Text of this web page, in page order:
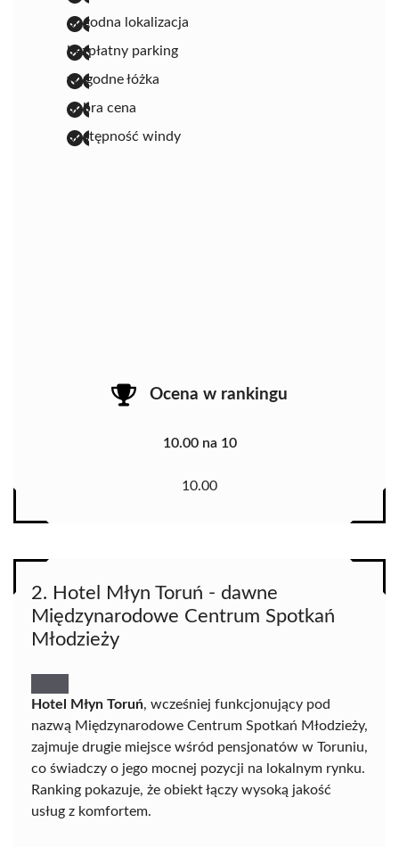
dogodna lokalizacja
bezpłatny parking
wygodne łóżka
dobra cena
dostępność windy
Ocena w rankingu
10.00 na 10
10.00
2. Hotel Młyn Toruń - dawne
Międzynarodowe Centrum Spotkań
Młodzieży
Hotel Młyn Toruń, wcześniej funkcjonujący pod
nazwą Międzynarodowe Centrum Spotkań Młodzieży,
zajmuje drugie miejsce wśród pensjonatów w Toruniu,
co świadczy o jego mocnej pozycji na lokalnym rynku.
Ranking pokazuje, że obiekt łączy wysoką jakość
usług z komfortem.